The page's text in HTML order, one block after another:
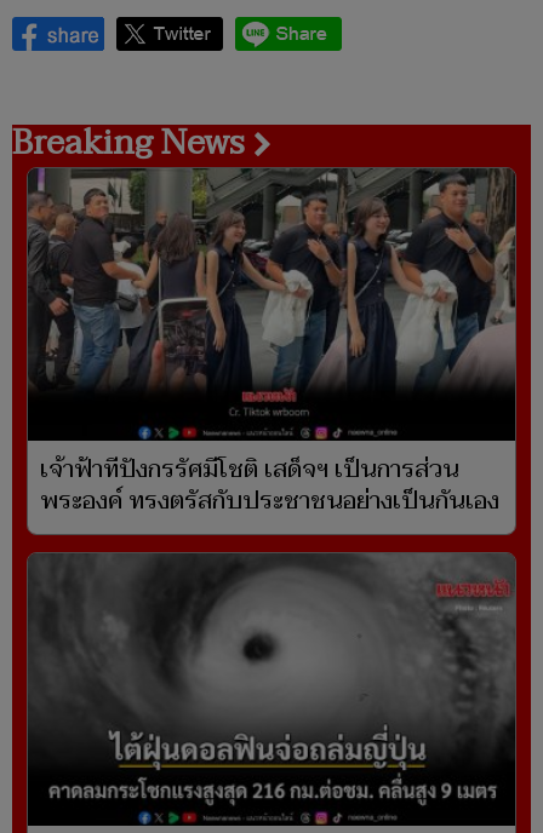
Breaking News
เจ้าฟ้าทีปังกรรัศมีโชติ เสด็จฯ เป็นการส่วน
พระองค์ ทรงตรัสกับประชาชนอย่างเป็นกันเอง